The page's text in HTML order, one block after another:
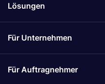
Lösungen
Für Unternehmen
Für Auftragnehmer